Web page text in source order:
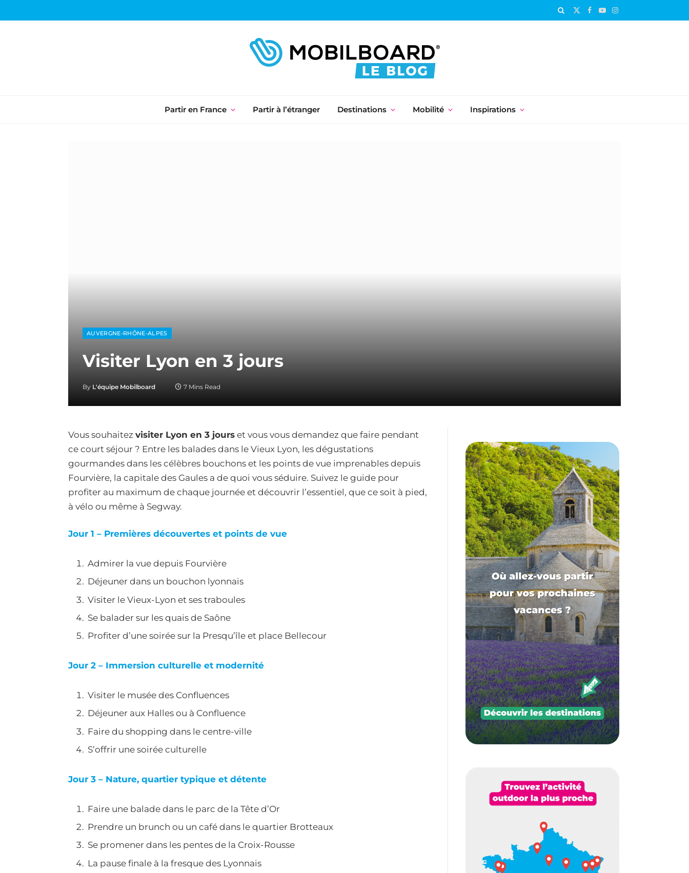
X
Facebook
YouTubeInstagram
Partir en France Partir à l’étranger Destinations Mobilité Inspirations
AUVERGNE-RHÔNE-ALPES
Visiter Lyon en 3 jours
By L'équipe Mobilboard 7 Mins Read
Vous souhaitez visiter Lyon en 3 jours et vous vous demandez que faire pendant
ce court séjour ? Entre les balades dans le Vieux Lyon, les dégustations
gourmandes dans les célèbres bouchons et les points de vue imprenables depuis
Fourvière, la capitale des Gaules a de quoi vous séduire. Suivez le guide pour
profiter au maximum de chaque journée et découvrir l’essentiel, que ce soit à pied,
à vélo ou même à Segway.
Jour 1 – Premières découvertes et points de vue
Admirer la vue depuis Fourvière
Déjeuner dans un bouchon lyonnais
Visiter le Vieux-Lyon et ses traboules
Se balader sur les quais de Saône
Profiter d’une soirée sur la Presqu’île et place Bellecour
Jour 2 – Immersion culturelle et modernité
Visiter le musée des Confluences
Déjeuner aux Halles ou à Confluence
Faire du shopping dans le centre-ville
S’offrir une soirée culturelle
Jour 3 – Nature, quartier typique et détente
Faire une balade dans le parc de la Tête d’Or
Prendre un brunch ou un café dans le quartier Brotteaux
Se promener dans les pentes de la Croix-Rousse
La pause finale à la fresque des Lyonnais